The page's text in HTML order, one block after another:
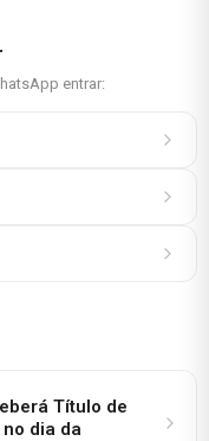
entrar:
Título de
dia da